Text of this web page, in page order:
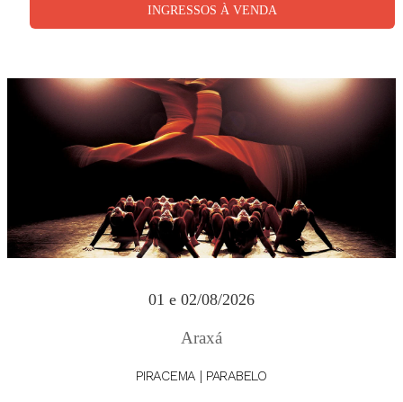
INGRESSOS À VENDA
01 e 02/08/2026
Araxá
PIRACEMA | PARABELO